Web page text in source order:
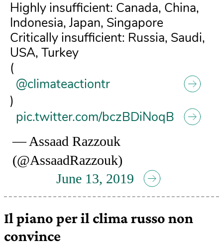
Highly insufficient: Canada, China,
Indonesia, Japan, Singapore
Critically insufficient: Russia, Saudi,
USA, Turkey
(
@climateactiontr
)
pic.twitter.com/bczBDiNoqB
— Assaad Razzouk
(@AssaadRazzouk)
June 13, 2019
Il piano per il clima russo non
convince